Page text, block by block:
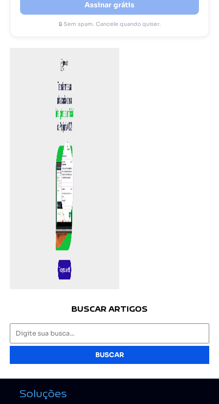
Assinar grátis
🔒 Sem spam. Cancele quando quiser.
BUSCAR ARTIGOS
BUSCAR
Soluções